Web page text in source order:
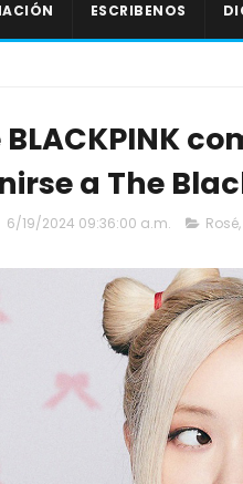
ESCRIBENOS
BLACKPINK
a The
6/19/2024 09:36:00 a.m. Rosé,